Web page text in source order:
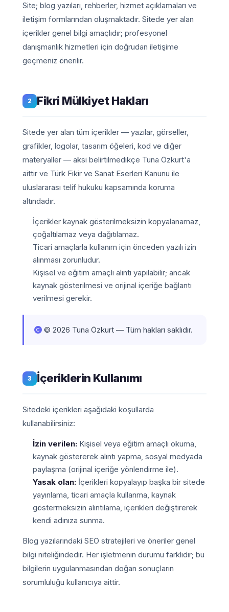
Site; blog yazıları, rehberler, hizmet açıklamaları ve
iletişim formlarından oluşmaktadır. Sitede yer alan
içerikler genel bilgi amaçlıdır; profesyonel
danışmanlık hizmetleri için doğrudan iletişime
geçmeniz önerilir.
2 Fikri Mülkiyet Hakları
Sitede yer alan tüm içerikler — yazılar, görseller,
grafikler, logolar, tasarım öğeleri, kod ve diğer
materyaller — aksi belirtilmedikçe Tuna Özkurt'a
aittir ve Türk Fikir ve Sanat Eserleri Kanunu ile
uluslararası telif hukuku kapsamında koruma
altındadır.
İçerikler kaynak gösterilmeksizin kopyalanamaz,
çoğaltılamaz veya dağıtılamaz.
Ticari amaçlarla kullanım için önceden yazılı izin
alınması zorunludur.
Kişisel ve eğitim amaçlı alıntı yapılabilir; ancak
kaynak gösterilmesi ve orijinal içeriğe bağlantı
verilmesi gerekir.
© 2026 Tuna Özkurt — Tüm hakları saklıdır.
3 İçeriklerin Kullanımı
Sitedeki içerikleri aşağıdaki koşullarda
kullanabilirsiniz:
İzin verilen: Kişisel veya eğitim amaçlı okuma,
kaynak göstererek alıntı yapma, sosyal medyada
paylaşma (orijinal içeriğe yönlendirme ile).
Yasak olan: İçerikleri kopyalayıp başka bir sitede
yayınlama, ticari amaçla kullanma, kaynak
göstermeksizin alıntılama, içerikleri değiştirerek
kendi adınıza sunma.
Blog yazılarındaki SEO stratejileri ve öneriler genel
bilgi niteliğindedir. Her işletmenin durumu farklıdır; bu
bilgilerin uygulanmasından doğan sonuçların
sorumluluğu kullanıcıya aittir.